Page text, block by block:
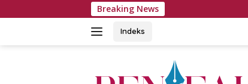
to
Breaking News
Indeks